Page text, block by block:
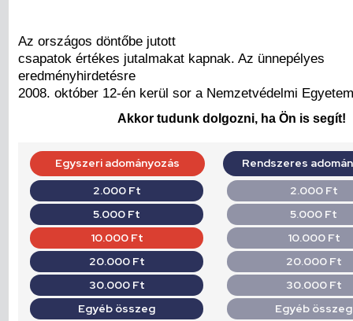
Az országos döntőbe jutott
csapatok értékes jutalmakat kapnak. Az ünnepélyes
eredményhirdetésre
2008. október 12-én kerül sor a Nemzetvédelmi
Akkor tudunk dolgozni, ha Ön is segít!